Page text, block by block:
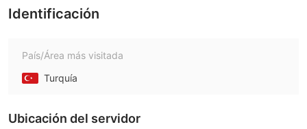
Identificación
País/Área más visitada
Turquía
Ubicación del servidor